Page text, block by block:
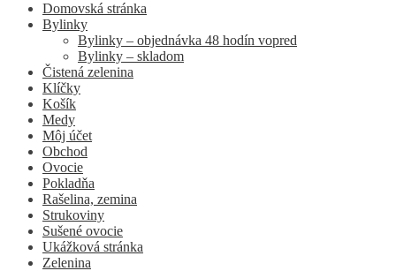
Domovská stránka
Bylinky
Bylinky – objednávka 48 hodín vopred
Bylinky – skladom
Čistená zelenina
Klíčky
Košík
Medy
Môj účet
Obchod
Ovocie
Pokladňa
Rašelina, zemina
Strukoviny
Sušené ovocie
Ukážková stránka
Zelenina